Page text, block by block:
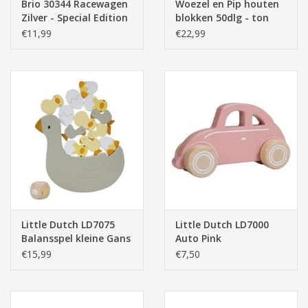
Brio 30344 Racewagen
Zilver - Special Edition
€11,99
Woezel en Pip houten
blokken 50dlg - ton
€22,99
Little Dutch LD7075
Balansspel kleine Gans
- Little Goose
€15,99
Little Dutch LD7000
Auto Pink
€7,50